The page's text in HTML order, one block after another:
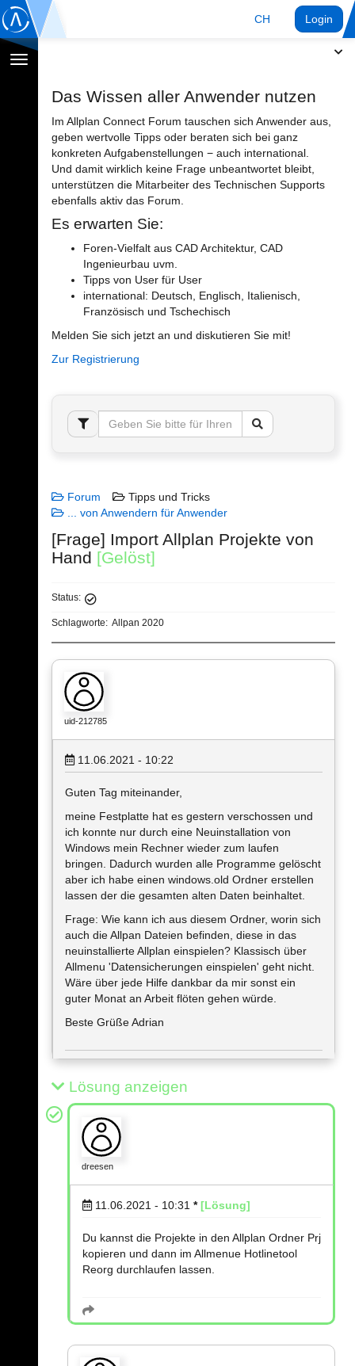
CH Login
Navigation
Das Wissen aller Anwender nutzen
Im Allplan Connect Forum tauschen sich Anwender aus,
geben wertvolle Tipps oder beraten sich bei ganz
konkreten Aufgabenstellungen − auch international.
Und damit wirklich keine Frage unbeantwortet bleibt,
unterstützen die Mitarbeiter des Technischen Supports
ebenfalls aktiv das Forum.
Es erwarten Sie:
Foren-Vielfalt aus CAD Architektur, CAD
Ingenieurbau uvm.
Tipps von User für User
international: Deutsch, Englisch, Italienisch,
Französisch und Tschechisch
Melden Sie sich jetzt an und diskutieren Sie mit!
Zur Registrierung
Forum
Tipps und Tricks
... von Anwendern für Anwender
[Frage] Import Allplan Projekte von
Hand [Gelöst]
Status:
Schlagworte: Allpan 2020
uid-212785
11.06.2021 - 10:22
Guten Tag miteinander,
meine Festplatte hat es gestern verschossen und
ich konnte nur durch eine Neuinstallation von
Windows mein Rechner wieder zum laufen
bringen. Dadurch wurden alle Programme gelöscht
aber ich habe einen windows.old Ordner erstellen
lassen der die gesamten alten Daten beinhaltet.
Frage: Wie kann ich aus diesem Ordner, worin sich
auch die Allpan Dateien befinden, diese in das
neuinstallierte Allplan einspielen? Klassisch über
Allmenu 'Datensicherungen einspielen' geht nicht.
Wäre über jede Hilfe dankbar da mir sonst ein
guter Monat an Arbeit flöten gehen würde.
Beste Grüße Adrian
Lösung anzeigen
dreesen
11.06.2021 - 10:31 * [Lösung]
Du kannst die Projekte in den Allplan Ordner Prj
kopieren und dann im Allmenue Hotlinetool
Reorg durchlaufen lassen.